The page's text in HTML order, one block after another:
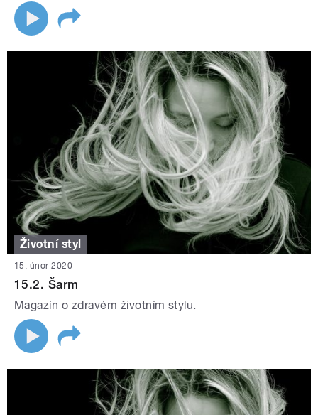
Životní styl
15. únor 2020
15.2. Šarm
Magazín o zdravém životním stylu.